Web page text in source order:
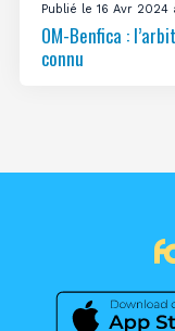
Publié le 16 Avr 2024
OM-Benfica :
connu